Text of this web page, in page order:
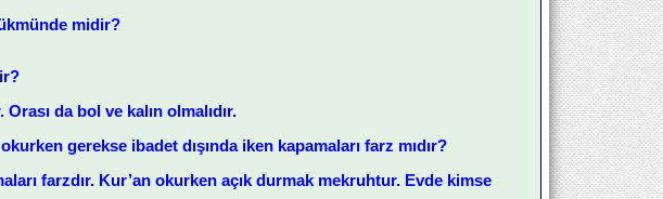
midir?
da bol ve kalın olmalıdır.
gerekse ibadet dışında iken kapamaları farz mıdır?
farzdır. Kur’an okurken açık durmak mekruhtur. Evde kimse